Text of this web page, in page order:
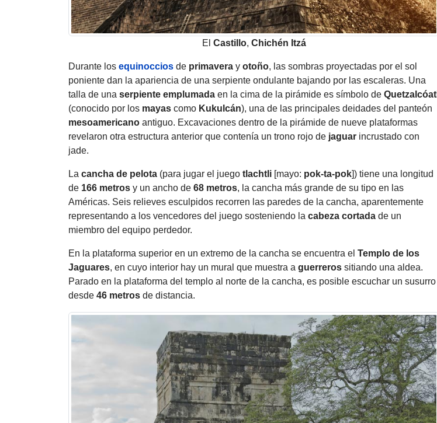
El Castillo, Chichén Itzá
Durante los equinoccios de primavera y otoño, las sombras proyectadas por el sol
poniente dan la apariencia de una serpiente ondulante bajando por las escaleras. Una
talla de una serpiente emplumada en la cima de la pirámide es símbolo de Quetzalcóatl
(conocido por los mayas como Kukulcán), una de las principales deidades del panteón
mesoamericano antiguo. Excavaciones dentro de la pirámide de nueve plataformas
revelaron otra estructura anterior que contenía un trono rojo de jaguar incrustado con
jade.
La cancha de pelota (para jugar el juego tlachtli [mayo: pok-ta-pok]) tiene una longitud
de 166 metros y un ancho de 68 metros, la cancha más grande de su tipo en las
Américas. Seis relieves esculpidos recorren las paredes de la cancha, aparentemente
representando a los vencedores del juego sosteniendo la cabeza cortada de un
miembro del equipo perdedor.
En la plataforma superior en un extremo de la cancha se encuentra el Templo de los
Jaguares, en cuyo interior hay un mural que muestra a guerreros sitiando una aldea.
Parado en la plataforma del templo al norte de la cancha, es posible escuchar un susurro
desde 46 metros de distancia.